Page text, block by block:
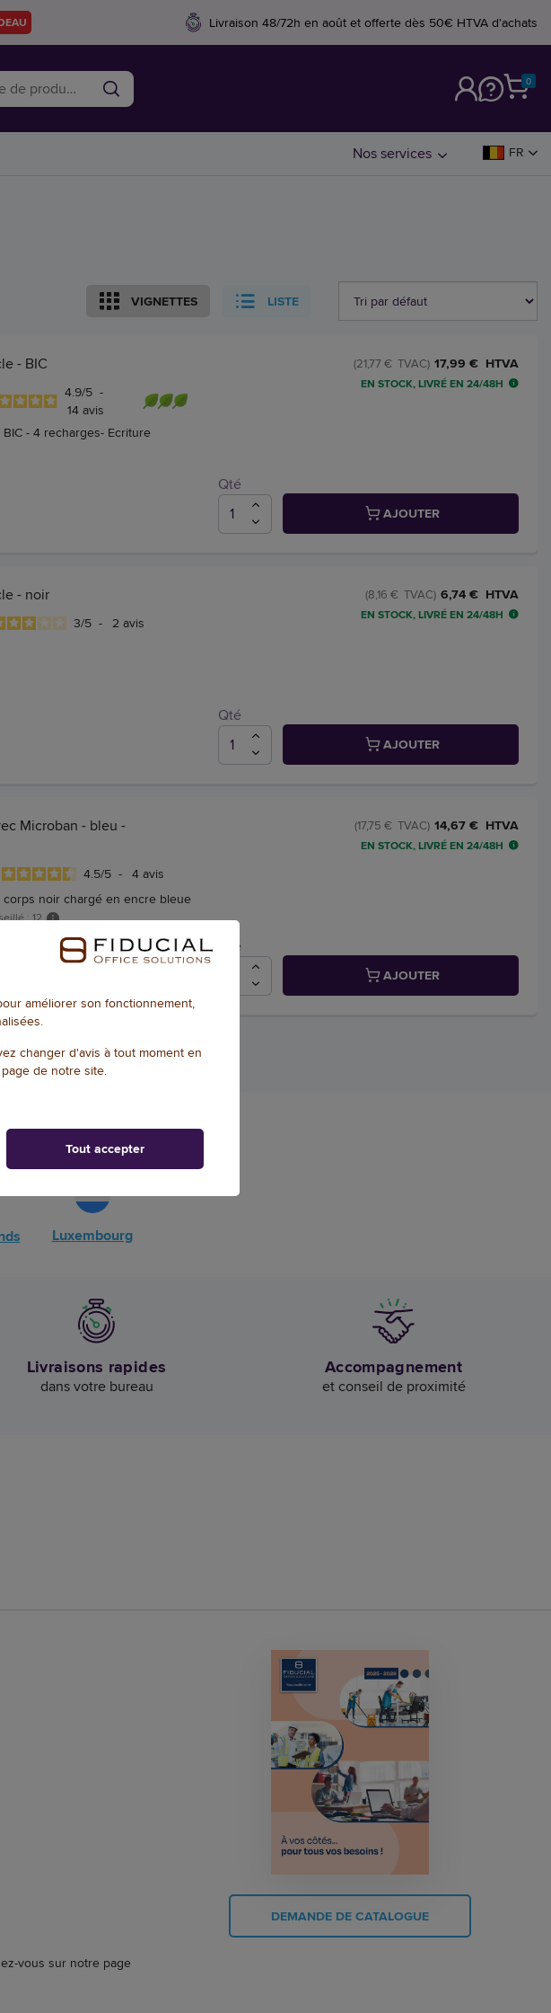
Livraison 48/72h en août et offerte dès 50€ HTVA d'achats
0
Nos services FR
VIGNETTES LISTE
- BIC
4.9/5 -
14 avis
- 4 recharges- Ecriture
17,99 € HTVA
(21,77 € TVAC)
EN STOCK, LIVRÉ EN 24/48H
Qté
AJOUTER
- noir
3/5 - 2 avis
6,74 € HTVA
(8,16 € TVAC)
EN STOCK, LIVRÉ EN 24/48H
Qté
AJOUTER
Microban - bleu -
4.5/5 - 4 avis
noir chargé en encre bleue
: 12
14,67 € HTVA
(17,75 € TVAC)
EN STOCK, LIVRÉ EN 24/48H
Qté
AJOUTER
en Europe
Luxembourg
Livraisons rapides
dans votre bureau
Accompagnement
et conseil de proximité
vous sur notre page
DEMANDE DE CATALOGUE
améliorer son fonctionnement,
changer d'avis à tout moment en
de notre site.
Tout accepter